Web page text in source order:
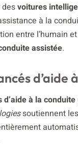
desvoitures
à la
entre l’humain
assistée.
d’aide
à la conduite
soutiennent